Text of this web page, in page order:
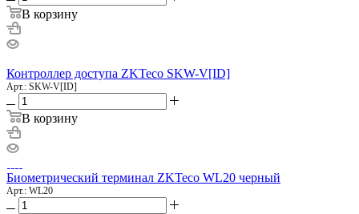
В корзину
Контроллер доступа ZKTeco SKW-V[ID]
Арт.: SKW-V[ID]
В корзину
Биометрический терминал ZKTeco WL20 черный
Арт.: WL20